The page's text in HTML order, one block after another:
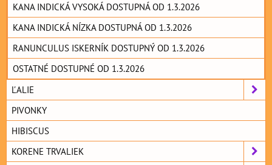
KANA INDICKÁ VYSOKÁ DOSTUPNÁ OD 1.3.2026
KANA INDICKÁ NÍZKA DOSTUPNÁ OD 1.3.2026
RANUNCULUS ISKERNÍK DOSTUPNÝ OD 1.3.2026
OSTATNÉ DOSTUPNÉ OD 1.3.2026
ĽALIE
PIVONKY
HIBISCUS
KORENE TRVALIEK